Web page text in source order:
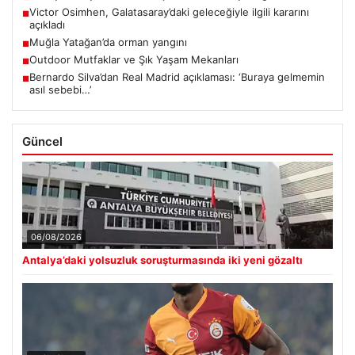
■Victor Osimhen, Galatasaray’daki geleceğiyle ilgili kararını
açıkladı
■Muğla Yatağan’da orman yangını
■Outdoor Mutfaklar ve Şık Yaşam Mekanları
■Bernardo Silva’dan Real Madrid açıklaması: ‘Buraya gelmemin
asıl sebebi…’
Güncel
06/08/2026
Antalya’daki yolsuzluk soruşturmasında iki yeni gözaltı